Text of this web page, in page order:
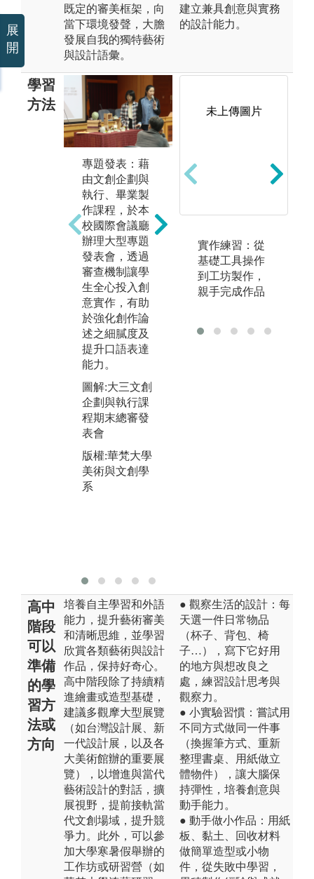
既定的審美框架，向
當下環境發聲，大膽
發展自我的獨特藝術
與設計語彙。
建立兼具創意與實務
的設計能力。
學習
方法
專題發表：藉
由文創企劃與
執行、畢業製
作課程，於本
校國際會議廳
辦理大型專題
發表會，透過
審查機制讓學
生全心投入創
意實作，有助
於強化創作論
述之細膩度及
提升口語表達
能力。
圖解:大三文創
企劃與執行課
程期末總審發
表會
版權:華梵大學
美術與文創學
系
校外展演：除
專題審查的創
表達能力外，
發表學習成
效，藉此訓練
學生統籌規
劃，實際參與
場，並具備行
未上傳圖片
實作練習：從
基礎工具操作
到工坊製作，
親手完成作品
高中
階段
可以
準備
的學
習方
法或
方向
培養自主學習和外語
能力，提升藝術審美
和清晰思維，並學習
欣賞各類藝術與設計
作品，保持好奇心。
高中階段除了持續精
進繪畫或造型基礎，
建議多觀摩大型展覽
（如台灣設計展、新
一代設計展，以及各
大美術館辦的重要展
覽），以增進與當代
藝術設計的對話，擴
展視野，提前接軌當
代文創場域，提升競
爭力。此外，可以參
加大學寒暑假舉辦的
工作坊或研習營（如
● 觀察生活的設計：每
天選一件日常物品
（杯子、背包、椅
子…），寫下它好用
的地方與想改良之
處，練習設計思考與
觀察力。
● 小實驗習慣：嘗試用
不同方式做同一件事
（換握筆方式、重新
整理書桌、用紙做立
體物件），讓大腦保
持彈性，培養創意與
動手能力。
● 動手做小作品：用紙
板、黏土、回收材料
做簡單造型或小物
件，從失敗中學習，
展
開